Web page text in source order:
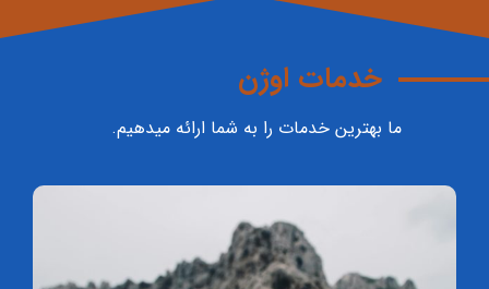
خدمات اوژن
ما بهترین خدمات را به شما ارائه میدهیم.